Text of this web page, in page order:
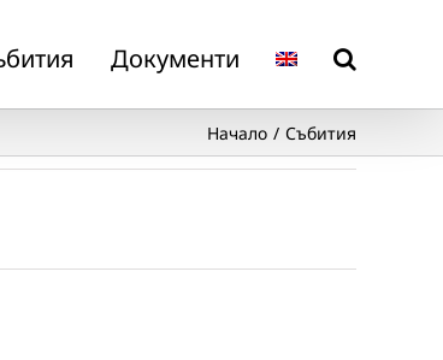
Документи
Начало Събития